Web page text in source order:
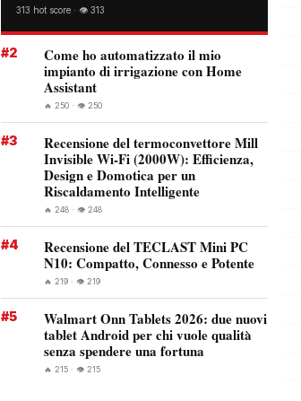
313 hot score · 👁️ 313
#2
Come ho automatizzato il mio
impianto di irrigazione con Home
Assistant
🔥 250 · 👁️ 250
#3
Recensione del termoconvettore Mill
Invisible Wi-Fi (2000W): Efficienza,
Design e Domotica per un
Riscaldamento Intelligente
🔥 248 · 👁️ 248
#4
Recensione del TECLAST Mini PC
N10: Compatto, Connesso e Potente
🔥 219 · 👁️ 219
#5
Walmart Onn Tablets 2026: due nuovi
tablet Android per chi vuole qualità
senza spendere una fortuna
🔥 215 · 👁️ 215